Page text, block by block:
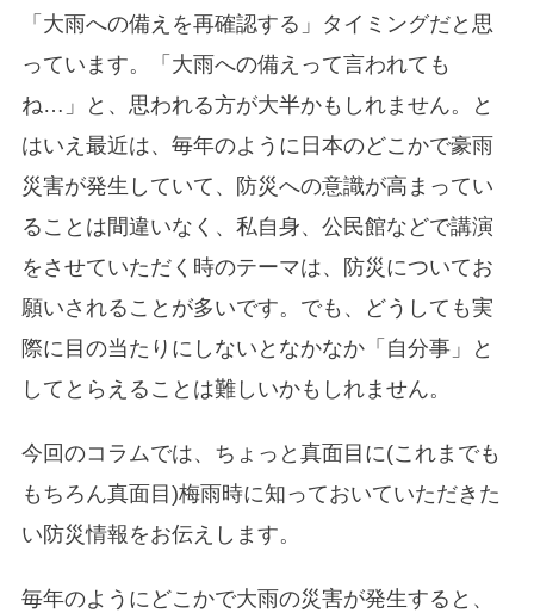
「大雨への備えを再確認する」タイミングだと思
っています。「大雨への備えって言われても
ね…」と、思われる方が大半かもしれません。と
はいえ最近は、毎年のように日本のどこかで豪雨
災害が発生していて、防災への意識が高まってい
ることは間違いなく、私自身、公民館などで講演
をさせていただく時のテーマは、防災についてお
願いされることが多いです。でも、どうしても実
際に目の当たりにしないとなかなか「自分事」と
してとらえることは難しいかもしれません。
今回のコラムでは、ちょっと真面目に(これまでも
もちろん真面目)梅雨時に知っておいていただきた
い防災情報をお伝えします。
毎年のようにどこかで大雨の災害が発生すると、